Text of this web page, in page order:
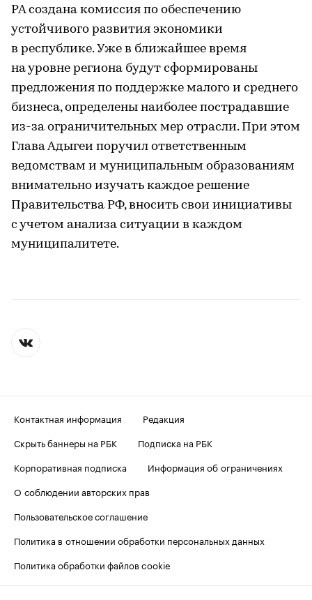
РА создана комиссия по обеспечению
устойчивого развития экономики
в республике. Уже в ближайшее время
на уровне региона будут сформированы
предложения по поддержке малого и среднего
бизнеса, определены наиболее пострадавшие
из-за ограничительных мер отрасли. При этом
Глава Адыгеи поручил ответственным
ведомствам и муниципальным образованиям
внимательно изучать каждое решение
Правительства РФ, вносить свои инициативы
с учетом анализа ситуации в каждом
муниципалитете.
Контактная информация
Редакция
Скрыть баннеры на РБК
Подписка на РБК
Корпоративная подписка
Информация об ограничениях
О соблюдении авторских прав
Пользовательское соглашение
Политика в отношении обработки персональных данных
Политика обработки файлов cookie